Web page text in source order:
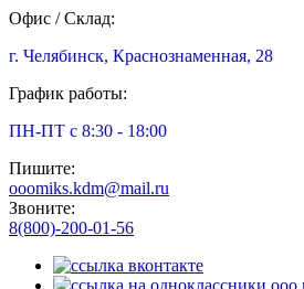
Офис / Склад:
г. Челябинск, Краснознаменная, 28
График работы:
ПН-ПТ с 8:30 - 18:00
Пишите:
ooomiks.kdm@mail.ru
Звоните:
8(800)-200-01-56